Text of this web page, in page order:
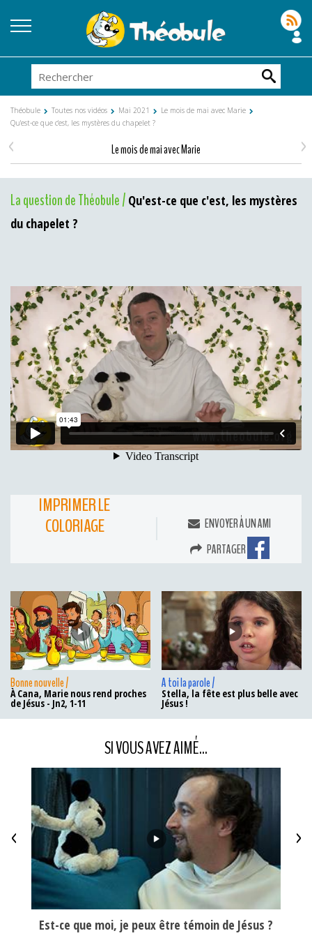
Théobule Toutes nos vidéos Mai 2021
Le mois de mai avec Marie
Qu'est-ce que c'est, les mystères du chapelet ?
Le mois de mai avec Marie
< >
La question de Théobule / Qu'est-ce que c'est, les mystères
du chapelet ?
IMPRIMER LE
COLORIAGE
ENVOYER À UN AMI
PARTAGER
Bonne nouvelle /
À Cana, Marie nous rend proches
de Jésus - Jn2, 1-11
A toi la parole /
Stella, la fête est plus belle avec
Jésus !
SI VOUS AVEZ AIMÉ...
Est-ce que moi, je peux être témoin de Jésus ?
< >